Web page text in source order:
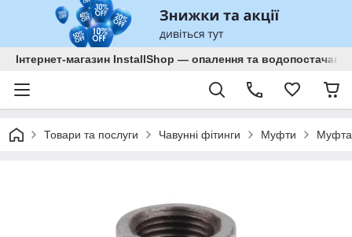
Інтернет-магазин InstallShop — опалення та водопостачання
Товари та послуги Чавунні фітинги Муфти Муфта